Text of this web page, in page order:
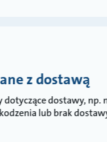
z dostawą
dotyczące dostawy, np.
lub brak